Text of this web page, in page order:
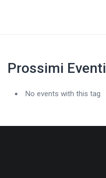
Prossimi Eventi
No events with this tag